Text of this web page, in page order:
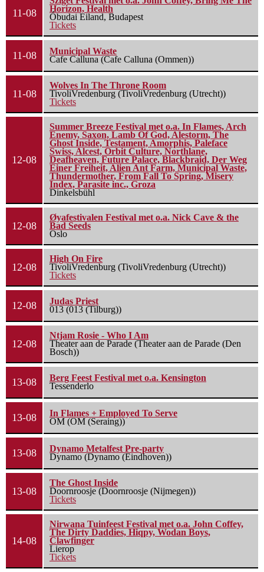
11-08
Horizon, Health
Óbudai Eiland, Budapest
Tickets
11-08
Municipal Waste
Cafe Calluna (Cafe Calluna (Ommen))
11-08
Wolves In The Throne Room
TivoliVredenburg (TivoliVredenburg (Utrecht))
Tickets
12-08
Summer Breeze Festival met o.a. In Flames, Arch
Enemy, Saxon, Lamb Of God, Alestorm, The
Ghost Inside, Testament, Amorphis, Paleface
Swiss, Alcest, Orbit Culture, Northlane,
Deafheaven, Future Palace, Blackbraid, Der Weg
Einer Freiheit, Alien Ant Farm, Municipal Waste,
Thundermother, From Fall To Spring, Misery
Index, Parasite inc., Groza
Dinkelsbühl
12-08
Øyafestivalen Festival met o.a. Nick Cave & the
Bad Seeds
Oslo
12-08
High On Fire
TivoliVredenburg (TivoliVredenburg (Utrecht))
Tickets
12-08
Judas Priest
013 (013 (Tilburg))
12-08
Ntjam Rosie - Who I Am
Theater aan de Parade (Theater aan de Parade (Den
Bosch))
13-08
Berg Feest Festival met o.a. Kensington
Tessenderlo
13-08
In Flames + Employed To Serve
OM (OM (Seraing))
13-08
Dynamo Metalfest Pre-party
Dynamo (Dynamo (Eindhoven))
13-08
The Ghost Inside
Doornroosje (Doornroosje (Nijmegen))
Tickets
14-08
Nirwana Tuinfeest Festival met o.a. John Coffey,
The Dirty Daddies, Hiqpy, Wodan Boys,
Clawfinger
Lierop
Tickets